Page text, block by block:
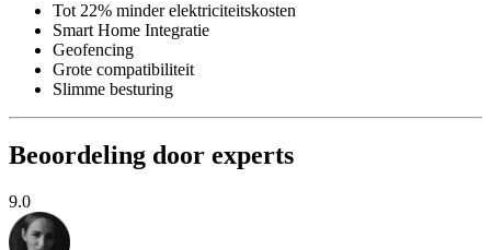
Tot 22% minder elektriciteitskosten
Smart Home Integratie
Geofencing
Grote compatibiliteit
Slimme besturing
Beoordeling door experts
9.0